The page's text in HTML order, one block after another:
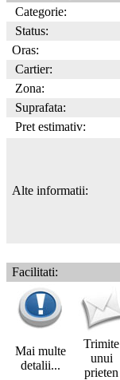
Categorie:
Status:
Oras:
Cartier:
Zona:
Suprafata:
Pret estimativ:
Alte informatii:
Facilitati:
Mai multe
detalii...
Trimite
unui
prieten